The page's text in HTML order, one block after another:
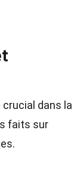
crucial dans la
faits sur